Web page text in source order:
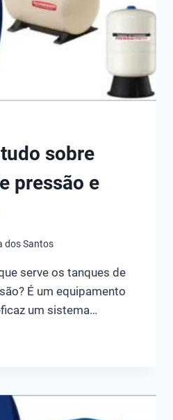
sobre
pressão e
dos Santos
serve os tanques de
É um equipamento
um sistema…